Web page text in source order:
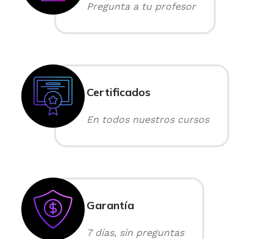
Pregunta a tu profesor
Certificados
En todos nuestros cursos
Garantía
7 días, sin preguntas